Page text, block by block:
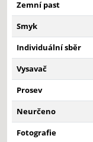
Zemní past
Smyk
Individuální sběr
Vysavač
Prosev
Neurčeno
Fotografie